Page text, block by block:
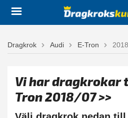
Dragkrok Audi E-Tron
Vi har dragkrokar
Tron 2018/07 >>